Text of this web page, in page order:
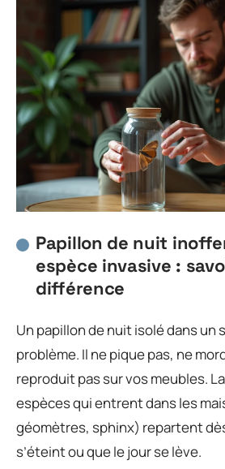
Papillon de nuit
espèce invasive :
différence
Un papillon de nuit isolé dans un
problème. Il ne pique pas, ne
reproduit pas sur vos meubles.
espèces qui entrent dans les
géomètres, sphinx) repartent
s’éteint ou que le jour se lève.